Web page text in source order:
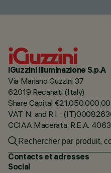
iGuzzini illuminazione S.p.A
Via Mariano Guzzini 37
62019 Recanati (Italy)
Share Capital €21.050.000,00
VAT N. and R.I. :
CCIAA Macerata, R.E.A.
Contacts et adresses
Social